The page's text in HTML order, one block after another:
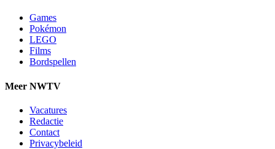
Games
Pokémon
LEGO
Films
Bordspellen
Meer NWTV
Vacatures
Redactie
Contact
Privacybeleid